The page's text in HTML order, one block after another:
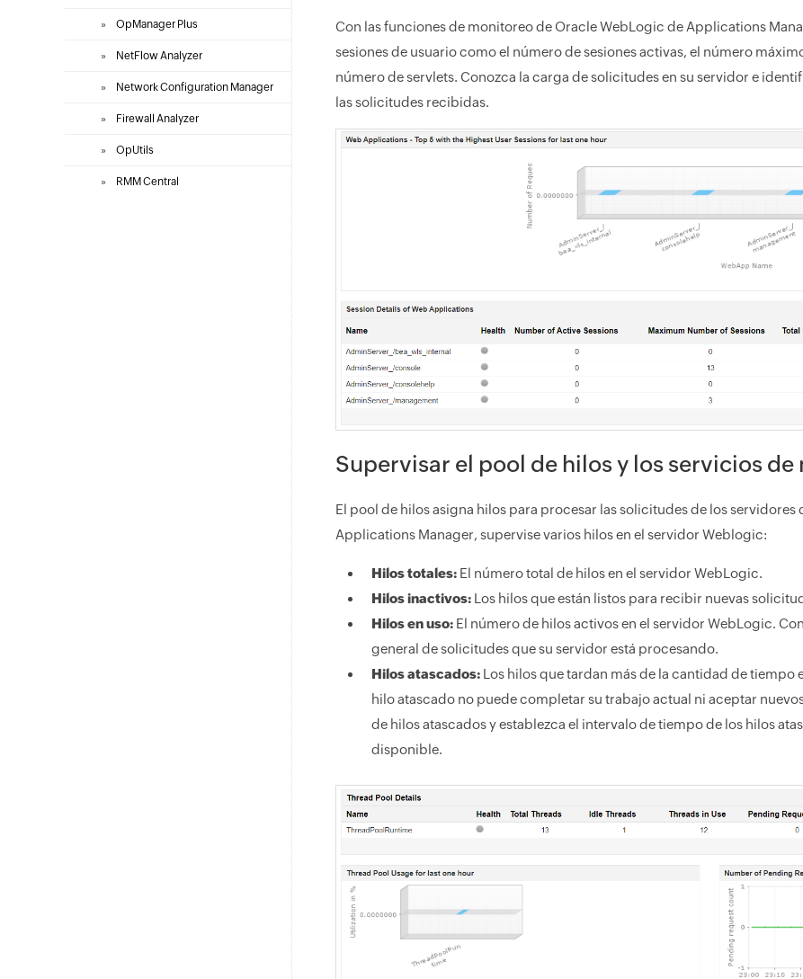
» OpManager Plus
» NetFlow Analyzer
» Network Configuration Manager
» Firewall Analyzer
» OpUtils
» RMM Central
Con las funciones de monitoreo de Oracle WebLogic de Applications
sesiones de usuario como el número de sesiones activas, el número
número de servlets. Conozca la carga de solicitudes en su servidor e
las solicitudes recibidas.
Supervisar el pool de hilos y los servicios de
El pool de hilos asigna hilos para procesar las solicitudes de los
Applications Manager, supervise varios hilos en el servidor Weblogic:
Hilos totales: El número total de hilos en el servidor WebLogic.
Hilos inactivos: Los hilos que están listos para recibir nuevas
Hilos en uso: El número de hilos activos en el servidor WebLogic.
general de solicitudes que su servidor está procesando.
Hilos atascados: Los hilos que tardan más de la cantidad de
hilo atascado no puede completar su trabajo actual ni aceptar
de hilos atascados y establezca el intervalo de tiempo de los hilos
disponible.